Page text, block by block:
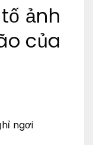
ảnh
của
ngơi